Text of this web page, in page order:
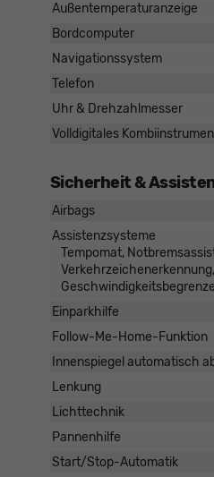
Außentemperaturanzeige
Bordcomputer
Navigationssystem
Telefon
Uhr & Drehzahlmesser
Volldigitales
Sicherheit &
Airbags
Assistenzsysteme
Tempomat,
Einparkhilfe
Follow-Me-Home-Funktion
Innenspiegel automatisch
Lenkung
Lichttechnik
Pannenhilfe
Start/Stop-Automatik